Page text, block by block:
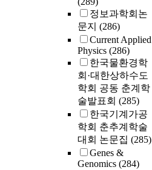
정보과학회논
문지 (286)
Current Applied
Physics (286)
한국물환경학
회·대한상하수도
학회 공동 춘계학
술발표회 (285)
한국기계가공
학회 춘추계학술
대회 논문집 (285)
Genes &
Genomics (284)